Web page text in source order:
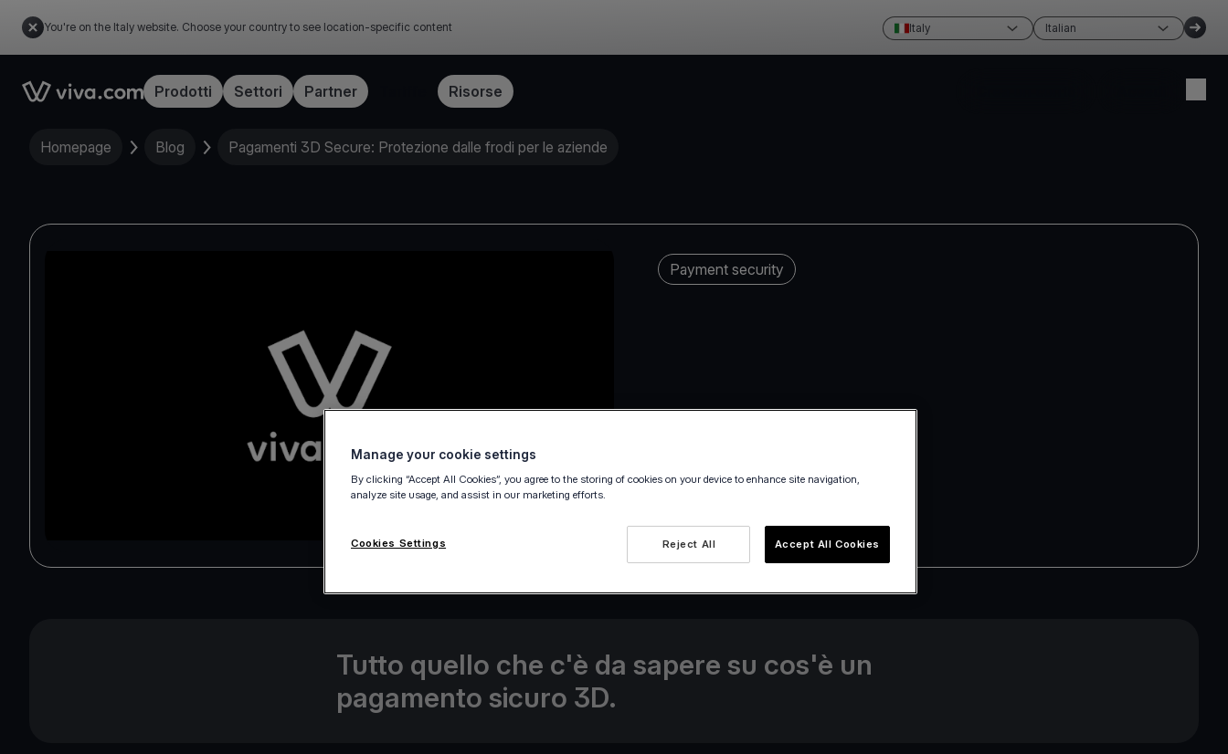
You're on the Italy website. Choose your country to see location-specific content Italy Italian
Link to the homepageProdotti Settori Partner Risorse
Homepage Blog Pagamenti 3D Secure: Protezione dalle frodi per le aziende
Payment security
14 December 2020
Tutto quello che c'è da sapere su cos'è un
pagamento sicuro 3D.
Manage your cookie settings
By clicking “Accept All Cookies”, you agree to the storing of cookies on your device to enhance site navigation,
analyze site usage, and assist in our marketing efforts.
Reject All Accept All Cookies
Cookies Settings